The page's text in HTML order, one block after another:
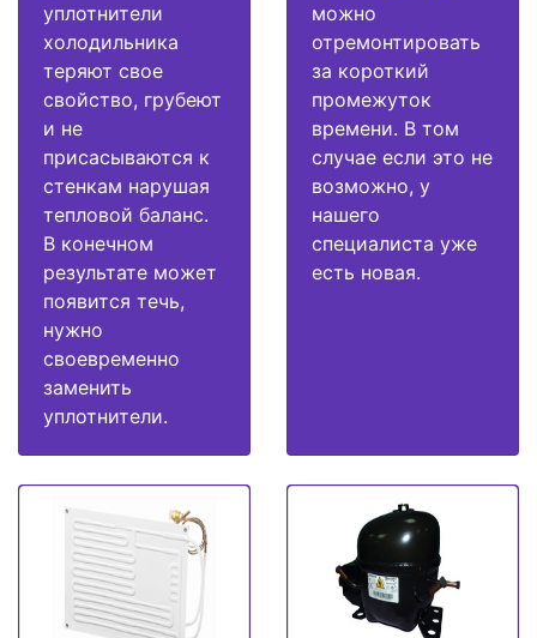
уплотнители
холодильника
теряют свое
свойство, грубеют
и не
присасываются к
стенкам нарушая
тепловой баланс.
В конечном
результате может
появится течь,
нужно
своевременно
заменить
уплотнители.
можно
отремонтировать
за короткий
промежуток
времени. В том
случае если это не
возможно, у
нашего
специалиста уже
есть новая.